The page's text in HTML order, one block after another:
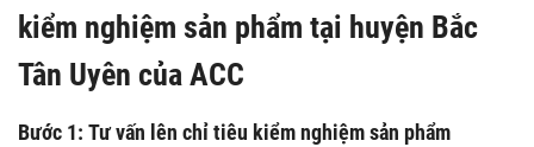
kiểm nghiệm sản phẩm tại huyện Bắc
Tân Uyên của ACC
Bước 1: Tư vấn lên chỉ tiêu kiểm nghiệm sản phẩm